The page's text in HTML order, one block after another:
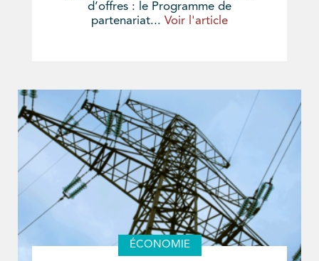
d’offres : le Programme de
partenariat... Voir l'article
ÉCONOMIE